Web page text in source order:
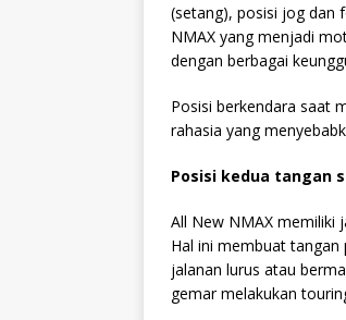
(setang), posisi jog dan
NMAX yang menjadi
dengan berbagai
Posisi berkendara saat
rahasia yang
Posisi kedua tangan
All New NMAX memiliki
Hal ini membuat tangan
jalanan lurus atau
gemar melakukan